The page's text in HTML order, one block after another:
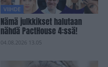
VIIHDE
Nämä julkkikset halutaan
nähdä PactHouse 4:ssä!
04.08.2026 13.05